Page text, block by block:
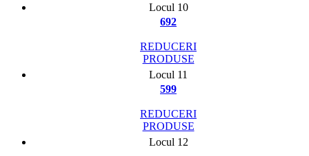
Locul 10
692
REDUCERI
PRODUSE
Locul 11
599
REDUCERI
PRODUSE
Locul 12